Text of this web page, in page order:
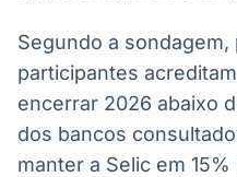
Segundo a
participantes
encerrar 2026 abaixo
dos bancos
manter a Selic em